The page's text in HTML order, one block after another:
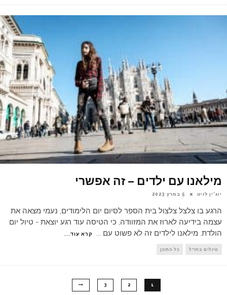
מילאנו עם ילדים – זה אפשרי
יוג'ין לויט 5 במרץ 2023
הרגע בו צלצל צלצול בית הספר לסיום יום הלימודים, נעמי מצאה את
עצמה בידיעה לארוז את המזוודה, כי הטיסה עוד רגע יוצאת - טיול יום
הולדת. מילאנו לילדים זה לא פשוט עם ... קרא עוד...
טיולים בחו"ל כל התוכן
1
2
3